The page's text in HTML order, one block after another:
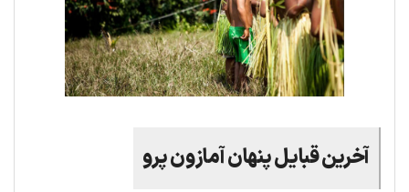
آخرین قبایل پنهان آمازون پرو